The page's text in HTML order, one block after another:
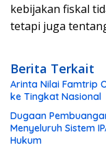
kebijakan fiskal
tetapi juga
Berita Terkait
Arinta Nilai Famtrip
ke Tingkat Nasional
Dugaan
Menyeluruh Sistem
Hukum